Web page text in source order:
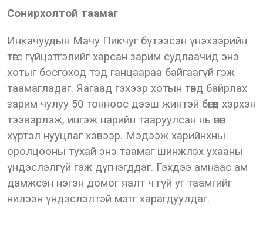
Сонирхолтой таамаг
Инкачуудын Мачу Пикчуг бүтээсэн үнэхээрийн
төгс гүйцэтгэлийг харсан зарим судлаачид энэ
хотыг босгоход тэд ганцаараа байгаагүй гэж
таамагладаг. Яагаад гэхээр хотын төвд байрлах
зарим чулуу 50 тонноос дээш жинтэй бөгөөд хэрхэн
тээвэрлэж, ингэж нарийн тааруулсан нь өнөөг
хүртэл нууцлаг хэвээр. Мэдээж харийнхны
оролцооны тухай энэ таамаг шинжлэх ухааны
үндэслэлгүй гэж дүгнэгддэг. Гэхдээ амнаас ам
дамжсэн нэгэн домог яалт ч гүй уг таамгийг
нилээн үндэслэлтэй мэтг харагдуулдаг.